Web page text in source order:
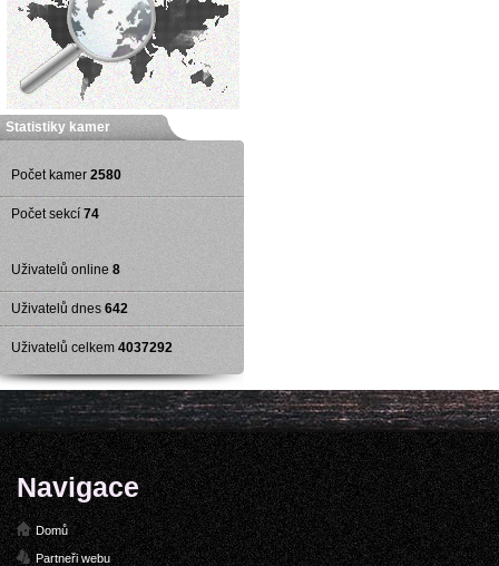
Statistiky kamer
Počet kamer 2580
Počet sekcí 74
Uživatelů online 8
Uživatelů dnes 642
Uživatelů celkem 4037292
Navigace
Domů
Partneři webu